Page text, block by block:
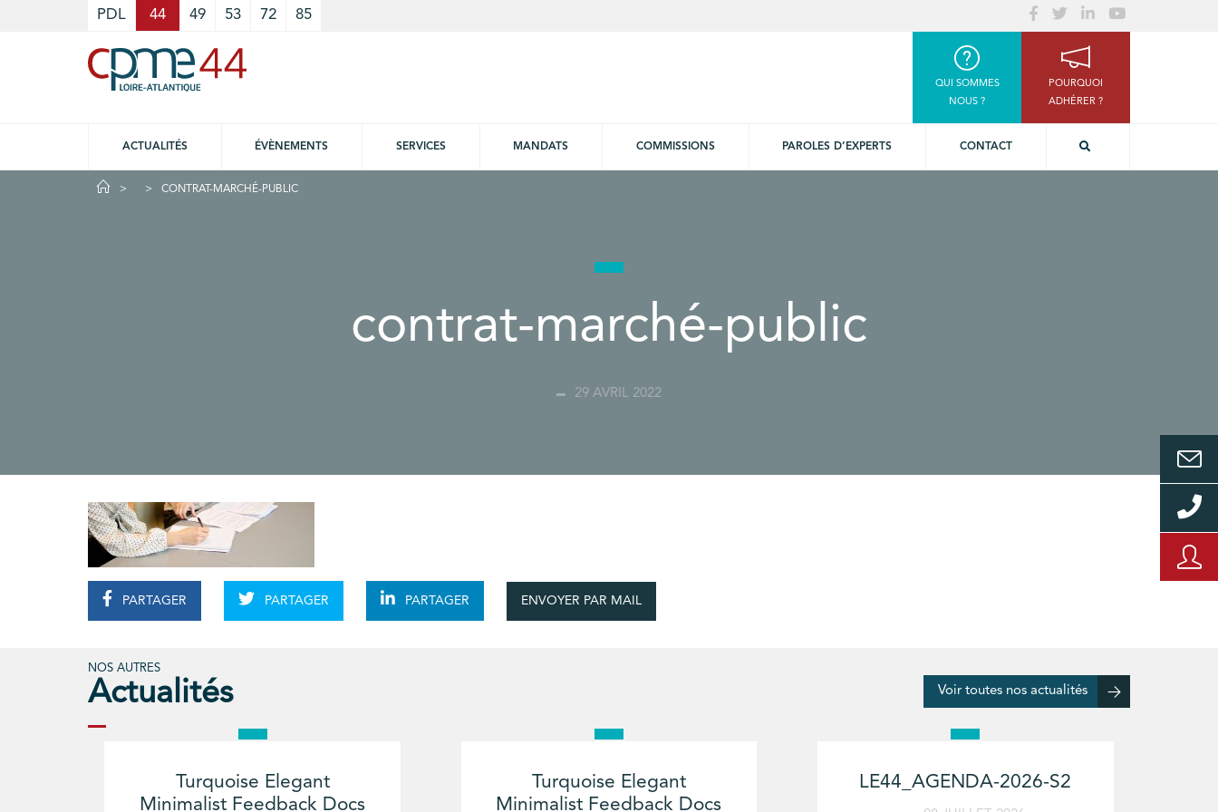
PDL 44 49 53 72 85
QUI SOMMES
NOUS ?
POURQUOI
ADHÉRER ?
ACTUALITÉS ÉVÈNEMENTS SERVICES MANDATS COMMISSIONS PAROLES D’EXPERTS CONTACT
CONTRAT-MARCHÉ-PUBLIC
contrat-marché-public
29 AVRIL 2022
PARTAGER PARTAGER PARTAGER ENVOYER PAR MAIL
NOS AUTRES
Actualités Voir toutes nos actualités
Turquoise Elegant
Minimalist Feedback Docs
Turquoise Elegant
Minimalist Feedback Docs
LE44_AGENDA-2026-S2
Cookies management panel